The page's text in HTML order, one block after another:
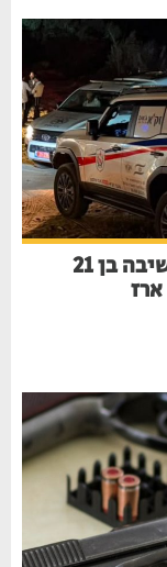
אסון בין הזמנים בבנימין: בחור ישיבה בן 21